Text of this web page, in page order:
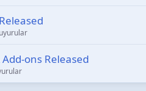
ons Released